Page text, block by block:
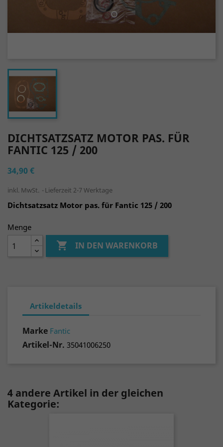
DICHTSATZSATZ MOTOR PAS. FÜR
FANTIC 125 / 200
34,90 €
inkl. MwSt. Lieferzeit 2-7 Werktage
Dichtsatzsatz Motor pas. für Fantic 125 / 200
Menge
 IN DEN WARENKORB
Artikeldetails
Marke Fantic
Artikel-Nr. 35041006250
4 andere Artikel in der gleichen
Kategorie: